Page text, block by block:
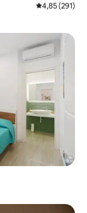
Évaluation
4,85 (291)